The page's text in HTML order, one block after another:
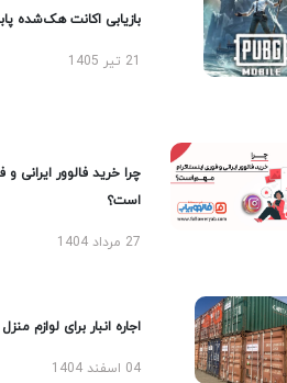
بازیابی اکانت هک‌شده
چرا خرید فالوور ایرانی و
است؟
27 مرداد 1404
اجاره انبار برای لوازم
04 اسفند 1404